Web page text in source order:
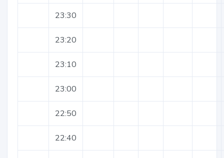
23:30
23:20
23:10
23:00
22:50
22:40